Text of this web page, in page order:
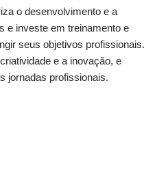
o desenvolvimento e a
e investe em treinamento e
seus objetivos profissionais.
e a inovação, e
jornadas profissionais.